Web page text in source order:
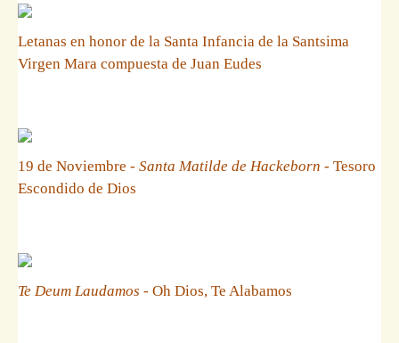
Letanas en honor de la Santa Infancia de la Santsima
Virgen Mara compuesta de Juan Eudes
19 de Noviembre - Santa Matilde de Hackeborn - Tesoro
Escondido de Dios
Te Deum Laudamos - Oh Dios, Te Alabamos